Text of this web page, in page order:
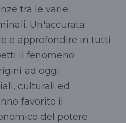
tra le varie
Un'accurata
e approfondire in tutti
il fenomeno
ad oggi.
culturali ed
favorito il
del potere